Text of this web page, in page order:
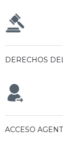
DERECHOS
ACCESO